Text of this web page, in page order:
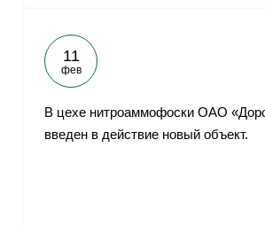
11
фев
В цехе нитроаммофоски ОАО
введен в действие новый объект.